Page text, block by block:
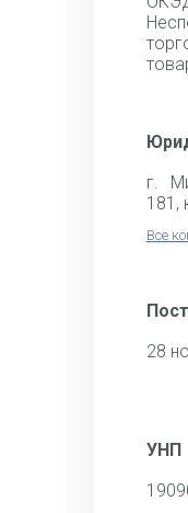
г.
181,
Все
28
УНП